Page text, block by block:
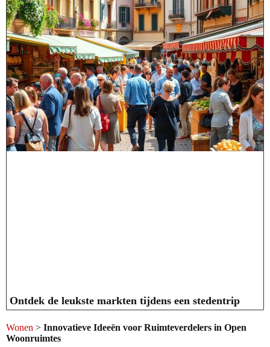
Ontdek de leukste markten tijdens een stedentrip
Wonen > Innovatieve Ideeën voor Ruimteverdelers in Open
Woonruimtes